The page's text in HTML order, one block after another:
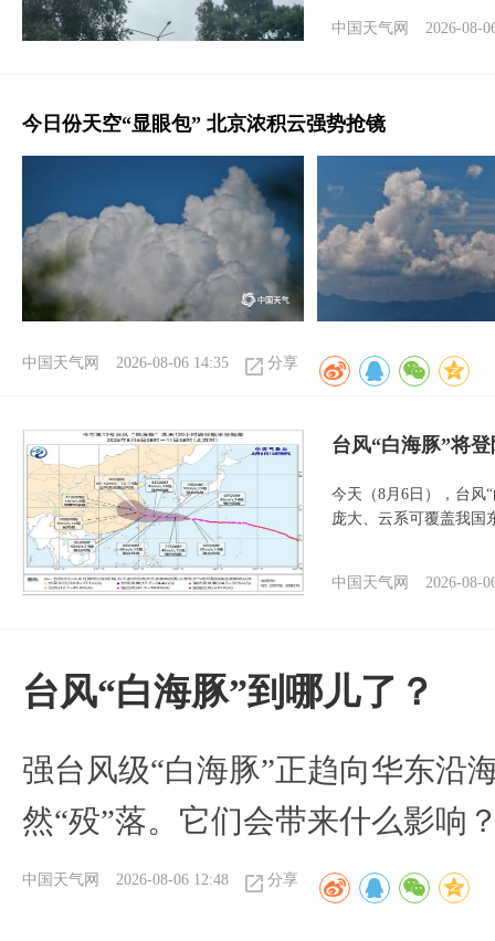
中国天气网 2026-08-
今日份天空“显眼包” 北京浓积云强势抢镜
中国天气网 2026-08-06 14:35 分享
台风“白海豚”将
今天（8月6日），台风
庞大、云系可覆盖我国
中国天气网 2026-08-
台风“白海豚”到哪儿了？
强台风级“白海豚”正趋向华东沿
然“殁”落。它们会带来什么影响
中国天气网 2026-08-06 12:48 分享